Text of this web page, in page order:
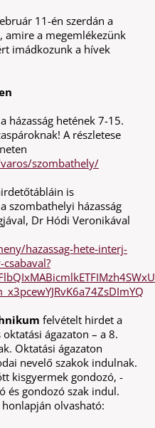
11-én szerdán a
amire a megemlékezünk
imádkozunk a hívek
házasság hetének 7-15.
A részletese
szombathely/
is
szombathelyi házasság
Dr Hódi Veronikával
hazassag-hete-interj-
felvételt hirdet a
ágazaton – a 8.
Oktatási ágazaton
nevelő szakok indulnak.
kisgyermek gondozó, -
és gondozó szak indul.
olvasható: